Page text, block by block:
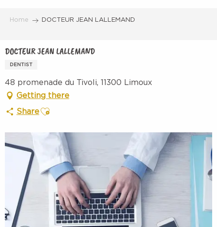
Home DOCTEUR JEAN LALLEMAND
DOCTEUR JEAN LALLEMAND
DENTIST
48 promenade du Tivoli, 11300 Limoux
Getting there
ShareAjouter aux favoris